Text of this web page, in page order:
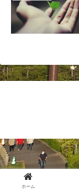
ホーム